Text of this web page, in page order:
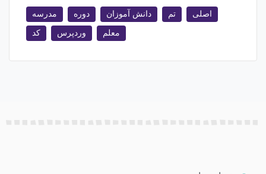
اصلی تم دانش آموزان دوره مدرسه
معلم وردپرس کد